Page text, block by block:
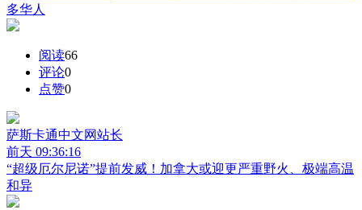
多华人
阅读66
评论0
点赞0
萨斯卡通中文网站长
前天 09:36:16
“超级厄尔尼诺”提前发威！加拿大或迎更严重野火、极端高温
和异